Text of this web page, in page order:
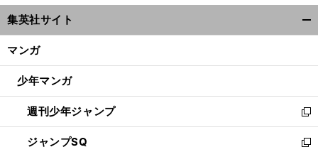
ウ
ィ
ン
ウ
開
く
集英社サイト
マンガ
少年マンガ
週刊少年ジャンプ
新
し
い
ジャンプSQ
新